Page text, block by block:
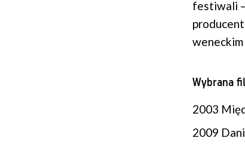
festiwali
weneckim
Wybrana
2003
2009